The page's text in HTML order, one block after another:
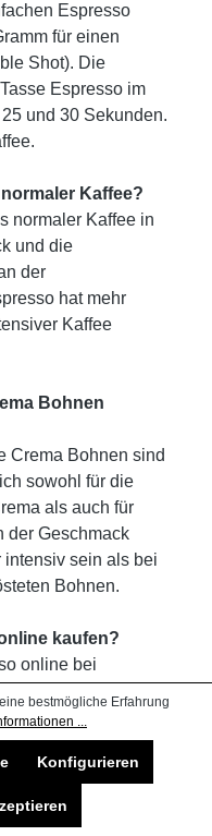
Espresso
für einen
Shot). Die
Espresso im
und 30 Sekunden.
Kaffee?
normaler Kaffee in
und die
der
hat mehr
Kaffee
Bohnen
Crema Bohnen sind
sowohl für die
als auch für
der Geschmack
sein als bei
Bohnen.
kaufen?
online bei
für jeden
bestmögliche Erfahrung
...
Konfigurieren